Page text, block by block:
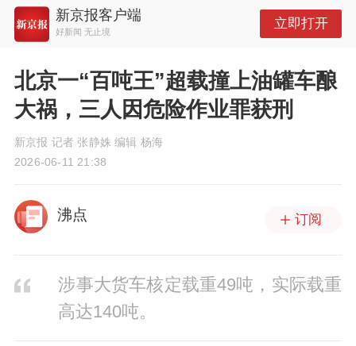
新京报客户端
好新闻 无止境
立即打开
北京一“百吨王”超载撞上油罐车酿
大祸，三人因危险作业罪获刑
新京报 记者 张静姝 编辑 杨海
2026-06-11 21:38
沸点 订阅
涉事大货车核定载重49吨，实际载重
高达140吨。